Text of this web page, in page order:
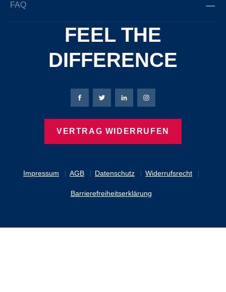
FAQ
FEEL THE
DIFFERENCE
Impressum AGB Datenschutz Widerrufsrecht
Barrierefreiheitserklärung
Bierbaum-Proenen Facebook-Seite
Bierbaum-Proenen Twitter Seite
Bierbaum-Proenen LinkedIn
Bierbaum-Proenen
VERTRAG WIDERRUFEN